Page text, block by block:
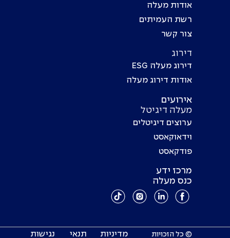
אודות מעלה
רשת העמיתים
צור קשר
דירוג
דירוג מעלה ESG
אודות דירוג מעלה
אירועים
מעלה דיגיטל
ערוצים דיגיטלים
וידאוקאסט
פודקאסט
מרכז ידע
כנס מעלה
© כל הזכויות מדיניות תנאי נגישות